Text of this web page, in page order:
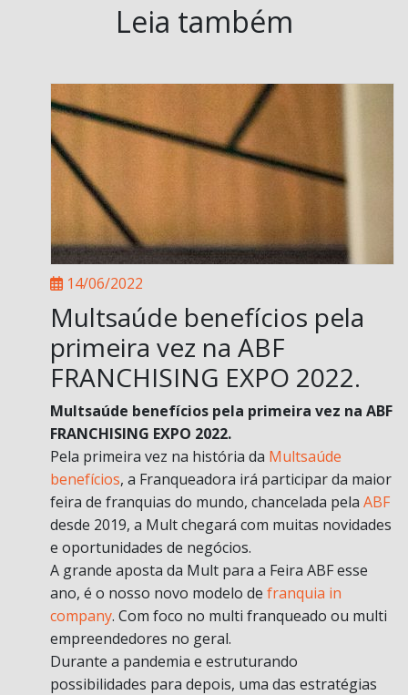
Leia também
14/06/2022
Multsaúde benefícios pela
primeira vez na ABF
FRANCHISING EXPO 2022.
Multsaúde benefícios pela primeira vez na ABF
FRANCHISING EXPO 2022.
Pela primeira vez na história da Multsaúde
benefícios, a Franqueadora irá participar da maior
feira de franquias do mundo, chancelada pela ABF
desde 2019, a Mult chegará com muitas novidades
e oportunidades de negócios.
A grande aposta da Mult para a Feira ABF esse
ano, é o nosso novo modelo de franquia in
company. Com foco no multi franqueado ou multi
empreendedores no geral.
Durante a pandemia e estruturando
possibilidades para depois, uma das estratégias